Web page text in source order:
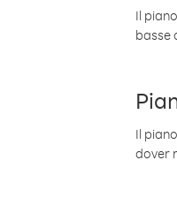
Il
basse
Il
dover